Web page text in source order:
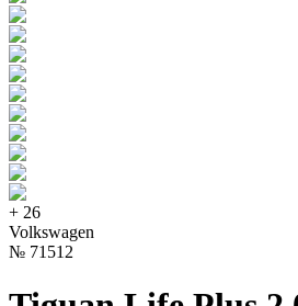
+ 26
Volkswagen
№ 71512